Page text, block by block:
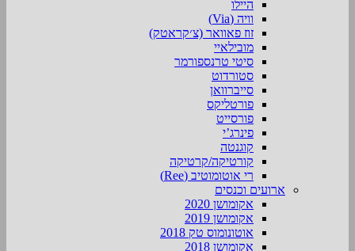
היילו
וויה (Via)
זוז פאוואר (צ׳קראטק)
מובילאיי
סיטי טרנספורמר
סטורדוט
סייברוואן
פורטליקס
פורסייט
פינרג’י
קוגנטה
קורטיקה/קרטיקה
רי אוטומוטיב (Ree)
ארועים וכנסים
אקומושן 2020
אקומושן 2019
אוטונומוס טק 2018
אקומושן 2018